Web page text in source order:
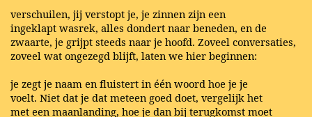
verschuilen, jij verstopt je, je zinnen zijn een
ingeklapt wasrek, alles dondert naar beneden, en de
zwaarte, je grijpt steeds naar je hoofd. Zoveel conversaties,
zoveel wat ongezegd blijft, laten we hier beginnen:
je zegt je naam en fluistert in één woord hoe je je
voelt. Niet dat je dat meteen goed doet, vergelijk het
met een maanlanding, hoe je dan bij terugkomst moet